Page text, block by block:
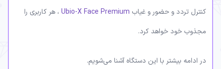
کنترل تردد و حضور و غیاب Ubio-X Face Premium ، هر کاربری را
مجذوب خود خواهد کرد.
در ادامه بیشتر با این دستگاه آشنا می‌شویم.